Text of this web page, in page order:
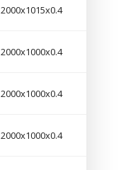
2000х1015х0.4
2000х1000х0.4
2000х1000х0.4
2000х1000х0.4